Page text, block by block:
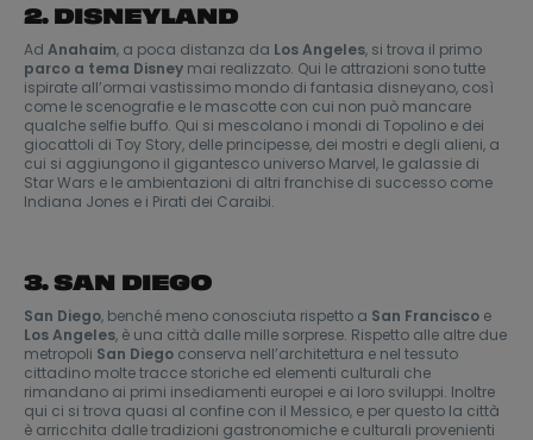
2. DISNEYLAND
Ad Anahaim, a poca distanza da Los Angeles, si trova il primo
parco a tema Disney mai realizzato. Qui le attrazioni sono tutte
ispirate all’ormai vastissimo mondo di fantasia disneyano, così
come le scenografie e le mascotte con cui non può mancare
qualche selfie buffo. Qui si mescolano i mondi di Topolino e dei
giocattoli di Toy Story, delle principesse, dei mostri e degli alieni, a
cui si aggiungono il gigantesco universo Marvel, le galassie di
Star Wars e le ambientazioni di altri franchise di successo come
Indiana Jones e i Pirati dei Caraibi.
3. SAN DIEGO
San Diego, benché meno conosciuta rispetto a San Francisco e
Los Angeles, è una città dalle mille sorprese. Rispetto alle altre due
metropoli San Diego conserva nell’architettura e nel tessuto
cittadino molte tracce storiche ed elementi culturali che
rimandano ai primi insediamenti europei e ai loro sviluppi. Inoltre
qui ci si trova quasi al confine con il Messico, e per questo la città
è arricchita dalle tradizioni gastronomiche e culturali provenienti